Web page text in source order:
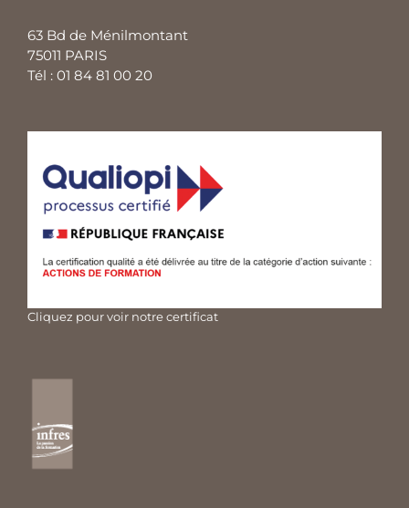
63 Bd de Ménilmontant
75011 PARIS
Tél : 01 84 81 00 20
Cliquez pour voir notre certificat